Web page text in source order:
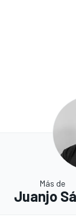
Más de
Juanjo